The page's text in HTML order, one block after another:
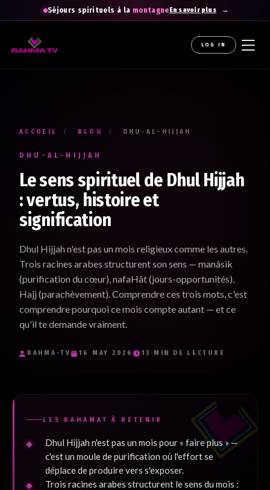
Séjours spirituels à la montagneEn savoir plus
LOG IN
ACCUEIL / BLOG / DHU-AL-HIJJAH
DHU-AL-HIJJAH
Le sens spirituel de Dhul Hijjah
: vertus, histoire et
signification
Dhul Hijjah n'est pas un mois religieux comme les autres.
Trois racines arabes structurent son sens — manâsik
(purification du cœur), nafaHât (jours-opportunités),
Hajj (parachèvement). Comprendre ces trois mots, c'est
comprendre pourquoi ce mois compte autant — et ce
qu'il te demande vraiment.
RAHMA-TV 16 MAY 2026 13 MIN DE LECTURE
LES RAHAMAT À RETENIR
Dhul Hijjah n'est pas un mois pour « faire plus » —
c'est un moule de purification où l'effort se
déplace de produire vers s'exposer.
Trois racines arabes structurent le sens du mois :
apprendre comprendreetcheminer
Votre prénom *
Votre adresse e-mail *
Renseignez votre adresse email. Ex. : abc@xyz.com
Je souhaite recevoir les e-mails inspirants de RaHma-TV et
j'accepte la politique de confidentialité.*
Je m'inscris